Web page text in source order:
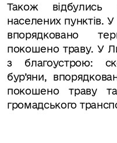
Також відбулись
населених пунктів. У
впорядковано
покошено траву. У
з благоустрою:
бур’яни,
покошено траву
громадського